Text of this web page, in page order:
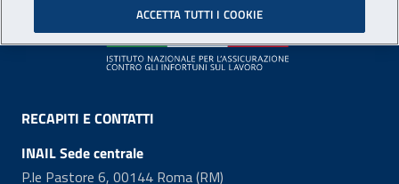
Footer
RECAPITI E CONTATTI
INAIL Sede centrale
P.le Pastore 6, 00144 Roma (RM)
ACCETTA TUTTI I COOKIE